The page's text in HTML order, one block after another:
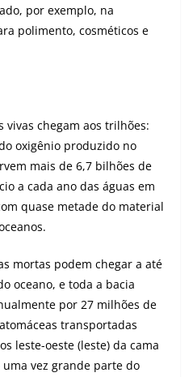
por exemplo, na
polimento, cosméticos e
vivas chegam aos trilhões:
oxigênio produzido no
mais de 6,7 bilhões de
a cada ano das águas em
quase metade do material
mortas podem chegar a até
oceano, e toda a bacia
por 27 milhões de
transportadas
leste-oeste (leste) da cama
vez grande parte do